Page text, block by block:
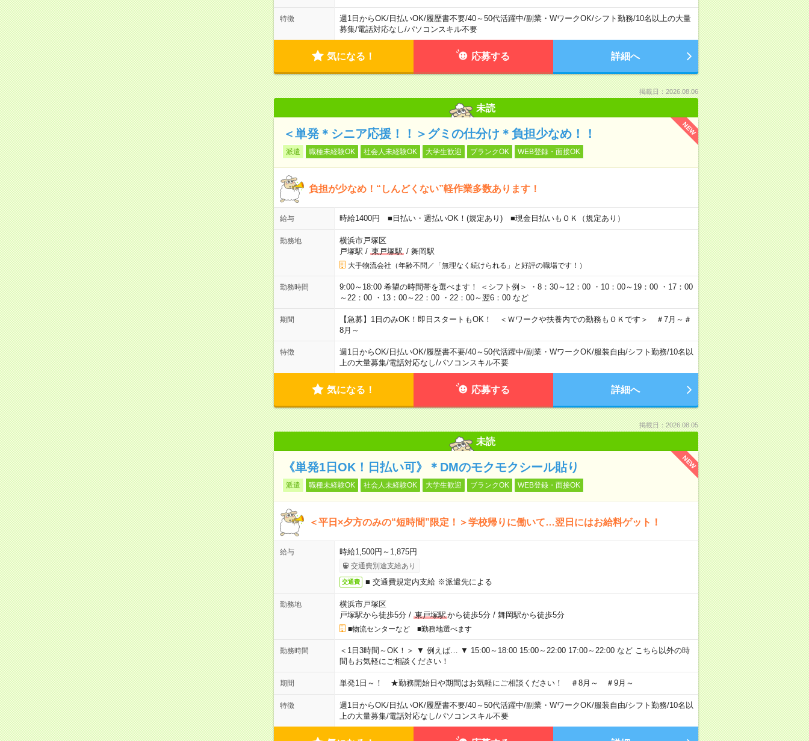
特徴 週1日からOK/日払いOK/履歴書不要/40～50代活躍中/副業・WワークOK/シフト勤務/10名以上の大量
募集/電話対応なし/パソコンスキル不要
気になる！ 応募する 詳細へ
掲載日：2026.08.06
未読
NEW
＜単発＊シニア応援！！＞グミの仕分け＊負担少なめ！！
派遣 職種未経験OK 社会人未経験OK 大学生歓迎 ブランクOK WEB登録・面接OK
負担が少なめ！“しんどくない”軽作業多数あります！
給与 時給1400円 ■日払い・週払いOK！(規定あり) ■現金日払いもＯＫ（規定あり）
勤務地
横浜市戸塚区
戸塚駅 / 東戸塚駅/ 舞岡駅
大手物流会社（年齢不問／「無理なく続けられる」と好評の職場です！）
勤務時間
9:00～18:00 希望の時間帯を選べます！ ＜シフト例＞ ・8：30～12：00 ・10：00～19：00 ・17：00
～22：00 ・13：00～22：00 ・22：00～翌6：00 など
期間
【急募】1日のみOK！即日スタートもOK！ ＜Ｗワークや扶養内での勤務もＯＫです＞ ＃7月～＃
8月～
特徴 週1日からOK/日払いOK/履歴書不要/40～50代活躍中/副業・WワークOK/服装自由/シフト勤務/10名以
上の大量募集/電話対応なし/パソコンスキル不要
気になる！ 応募する 詳細へ
掲載日：2026.08.05
未読
NEW
《単発1日OK！日払い可》＊DMのモクモクシール貼り
派遣 職種未経験OK 社会人未経験OK 大学生歓迎 ブランクOK WEB登録・面接OK
＜平日×夕方のみの“短時間”限定！＞学校帰りに働いて…翌日にはお給料ゲット！
給与 時給1,500円～1,875円
交通費別途支給あり
交通費 ■ 交通費規定内支給 ※派遣先による
勤務地
横浜市戸塚区
戸塚駅から徒歩5分/ 東戸塚駅から徒歩5分/ 舞岡駅から徒歩5分
■物流センターなど ■勤務地選べます
勤務時間
＜1日3時間～OK！＞ ▼ 例えば… ▼ 15:00～18:00 15:00～22:00 17:00～22:00 など こちら以外の時
間もお気軽にご相談ください！
期間 単発1日～！ ★勤務開始日や期間はお気軽にご相談ください！ ＃8月～ ＃9月～
特徴 週1日からOK/日払いOK/履歴書不要/40～50代活躍中/副業・WワークOK/服装自由/シフト勤務/10名以
上の大量募集/電話対応なし/パソコンスキル不要